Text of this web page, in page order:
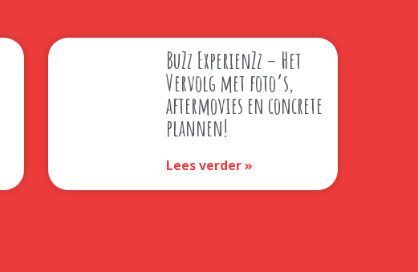
BuZz ExperienZz – Het
Vervolg met foto’s,
aftermovies en concrete
plannen!
Lees verder »